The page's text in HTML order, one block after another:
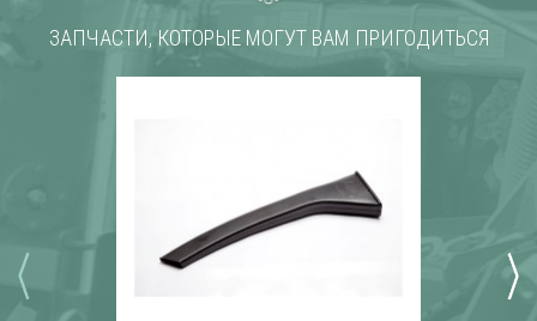
ЗАПЧАСТИ, КОТОРЫЕ МОГУТ ВАМ ПРИГОДИТЬСЯ